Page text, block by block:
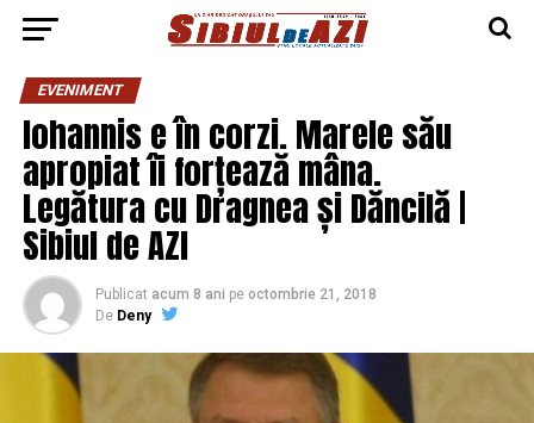
EVENIMENT
Iohannis e în corzi. Marele său
apropiat îi forțează mâna.
Legătura cu Dragnea și Dăncilă |
Sibiul de AZI
Publicat acum 8 ani pe octombrie 21, 2018
De Deny